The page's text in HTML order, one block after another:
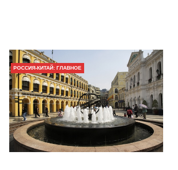
РОССИЯ-КИТАЙ: ГЛАВНОЕ